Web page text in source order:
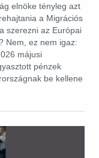
elnöke tényleg azt
a Migrációs
szerezni az Európai
Nem, ez nem igaz:
májusi
pénzek
be kellene